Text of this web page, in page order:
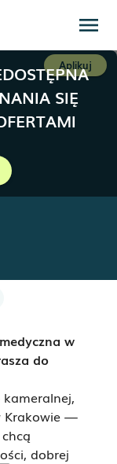
menu
SIĘ
Aplikuj
w
do
Krakowie —
dobrej